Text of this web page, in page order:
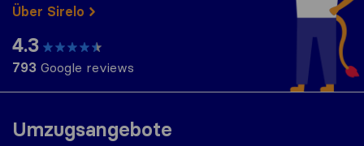
Umzugsangebote
Über Sirelo
4.3
793 Google reviews